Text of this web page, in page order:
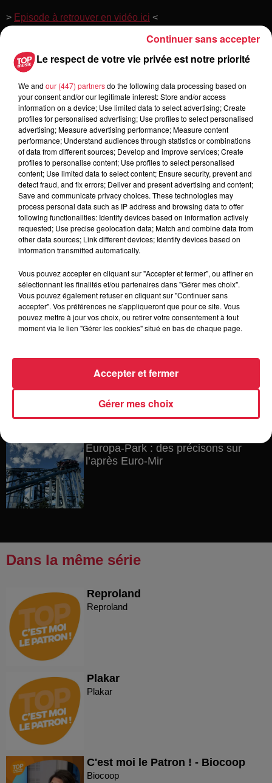
> Episode à retrouver en vidéo ici <
Toute l'actu
6 août 2026
À Hoerdt, de l’eau brune sort des
robinets
6 août 2026
Tags antisémites à Strasbourg :
Catherine Trautmann réagit
6 août 2026
Au zoo de Mulhouse : rencontre
avec les flamants rouges
Les dernières infos sur la venue du
pape à Metz en septembre
Europa-Park : des précisons sur
l’après Euro-Mir
Dans la même série
Reproland
Reproland
Plakar
Plakar
C'est moi le Patron ! - Biocoop
Biocoop
Le respect de votre vie privée est notre priorité
We and our (447) partnersdo the following data processing based on
your consent and/or our legitimate interest: Store and/or access
information on a device; Use limited data to select advertising; Create
profiles for personalised advertising; Use profiles to select personalised
advertising; Measure advertising performance; Measure content
performance; Understand audiences through statistics or combinations
of data from different sources; Develop and improve services; Create
profiles to personalise content; Use profiles to select personalised
content; Use limited data to select content; Ensure security, prevent and
detect fraud, and fix errors; Deliver and present advertising and content;
Save and communicate privacy choices. These technologies may
process personal data such as IP address and browsing data to offer
following functionalities: Identify devices based on information actively
requested; Use precise geolocation data; Match and combine data from
other data sources; Link different devices; Identify devices based on
information transmitted automatically.
Vous pouvez accepter en cliquant sur "Accepter et fermer", ou affiner en
sélectionnant les finalités et/ou partenaires dans "Gérer mes choix".
Vous pouvez également refuser en cliquant sur "Continuer sans
accepter". Vos préférences ne s'appliqueront que pour ce site. Vous
pouvez mettre à jour vos choix, ou retirer votre consentement à tout
moment via le lien "Gérer les cookies" situé en bas de chaque page.
Gérer mes choix
Accepter et fermer
Continuer sans accepter